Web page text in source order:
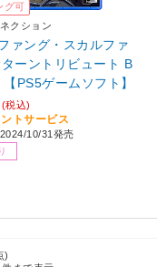
グ可
クション
ァング・スカルファ
ーントリビュート B
PS5ゲームソフト】
(税込)
トサービス
10/31発売
)